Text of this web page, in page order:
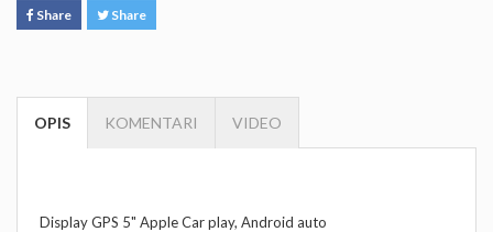
Share Share
OPIS KOMENTARI VIDEO
Display GPS 5" Apple Car play, Android auto